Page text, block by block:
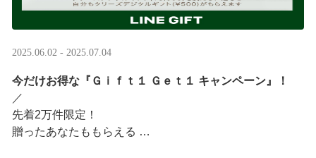
2025.06.02 - 2025.07.04
今だけお得な『Ｇｉｆｔ１ Ｇｅｔ１ キャンペーン』！
／ ​
先着2万件限定！​
贈ったあなたももらえる ​